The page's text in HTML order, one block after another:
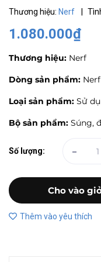
Thương hiệu: Nerf
1.080.000₫
Thương hiệu: Nerf
Dòng sản phẩm:
Loại sản phẩm: Sử
Bộ sản phẩm: Súng,
Số lượng: -
Cho vào
Thêm vào yêu thích